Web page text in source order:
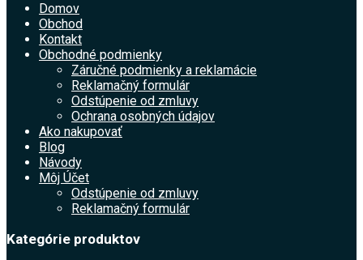
Domov
Obchod
Kontakt
Obchodné podmienky
Záručné podmienky a reklamácie
Reklamačný formulár
Odstúpenie od zmluvy
Ochrana osobných údajov
Ako nakupovať
Blog
Návody
Môj Účet
Odstúpenie od zmluvy
Reklamačný formulár
Kategórie produktov